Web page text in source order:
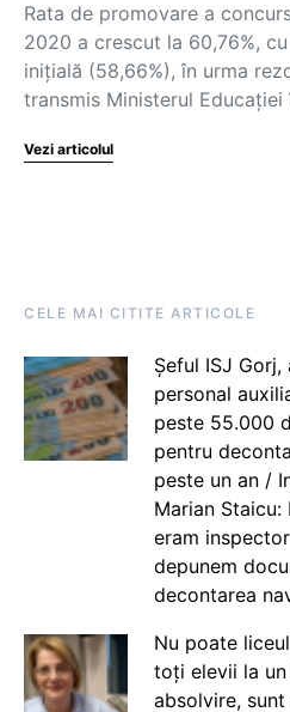
Rata de promovare a
2020 a crescut la 60,76%,
inițială (58,66%), în urma
transmis Ministerul
Vezi articolul
CELE MAI CITITE ARTICOLE
Șeful ISJ
personal
peste 55.000
pentru
peste un an /
Marian Staicu:
eram
depunem
decontarea
Nu poate
toți elevii la un
absolvire,